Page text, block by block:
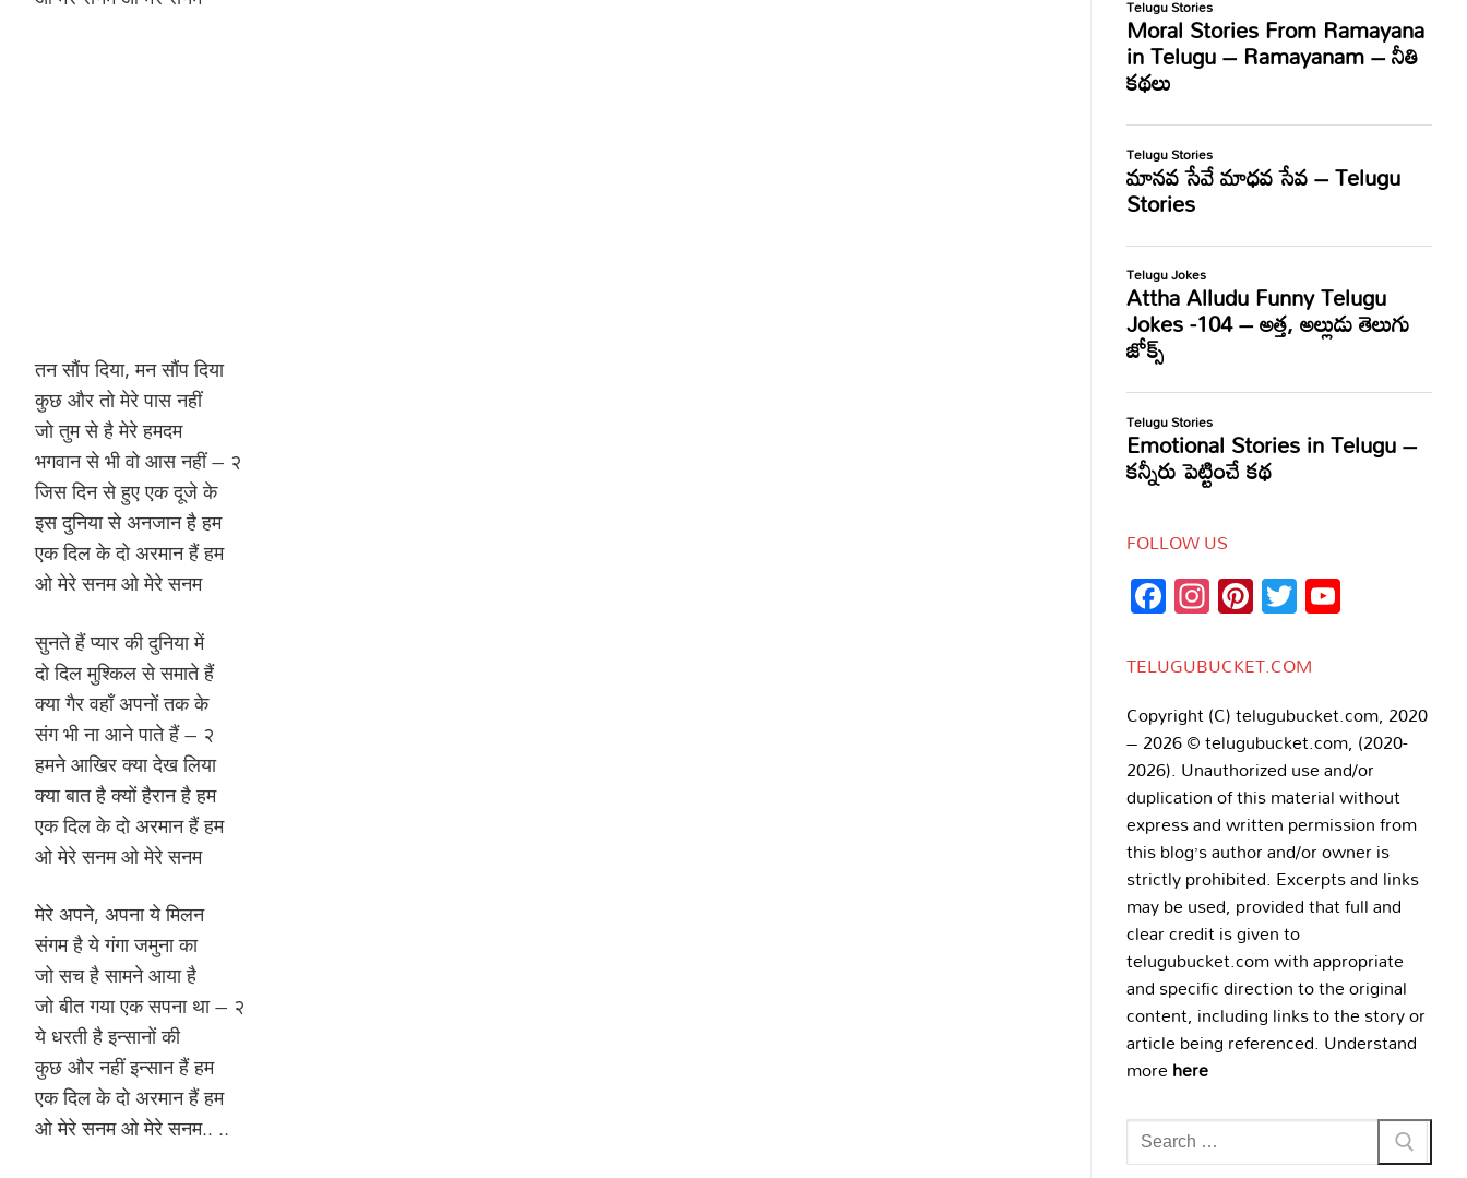
तन सौंप दिया, मन सौंप दिया
कुछ और तो मेरे पास नहीं
जो तुम से है मेरे हमदम
भगवान से भी वो आस नहीं – २
जिस दिन से हुए एक दूजे के
इस दुनिया से अनजान है हम
एक दिल के दो अरमान हैं हम
ओ मेरे सनम ओ मेरे सनम
सुनते हैं प्यार की दुनिया में
दो दिल मुश्किल से समाते हैं
क्या गैर वहाँ अपनों तक के
संग भी ना आने पाते हैं – २
हमने आखिर क्या देख लिया
क्या बात है क्यों हैरान है हम
एक दिल के दो अरमान हैं हम
ओ मेरे सनम ओ मेरे सनम
मेरे अपने, अपना ये मिलन
संगम है ये गंगा जमुना का
जो सच है सामने आया है
जो बीत गया एक सपना था – २
ये धरती है इन्सानों की
कुछ और नहीं इन्सान हैं हम
एक दिल के दो अरमान हैं हम
ओ मेरे सनम ओ मेरे सनम.. ..
FOLLOW US
Facebook
Instagram
Pinterest
Twitter
TELUGUBUCKET.COM
Copyright (C) telugubucket.com, 2020
– 2026 © telugubucket.com, (2020-
2026). Unauthorized use and/or
duplication of this material without
express and written permission from
this blog’s author and/or owner is
strictly prohibited. Excerpts and links
may be used, provided that full and
clear credit is given to
telugubucket.com with appropriate
and specific direction to the original
content, including links to the story or
article being referenced. Understand
morehere
Search
for: